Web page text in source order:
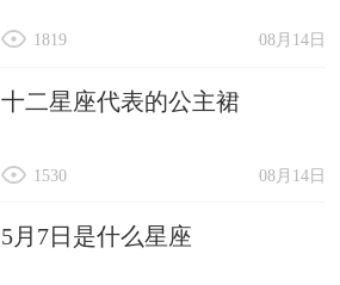
08月14日
1819
十二星座代表的公主裙
08月14日
1530
5月7日是什么星座